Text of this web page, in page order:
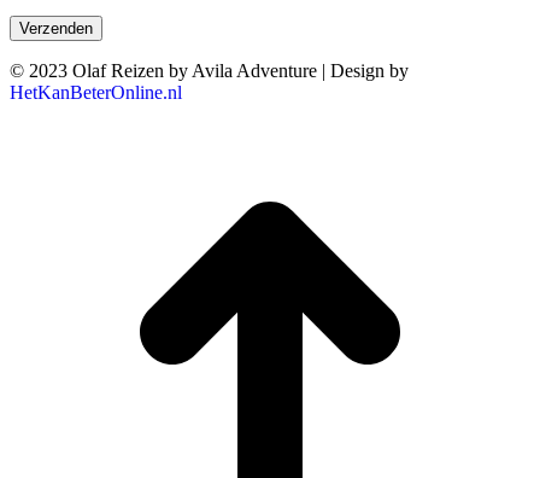
© 2023 Olaf Reizen by Avila Adventure | Design by
HetKanBeterOnline.nl